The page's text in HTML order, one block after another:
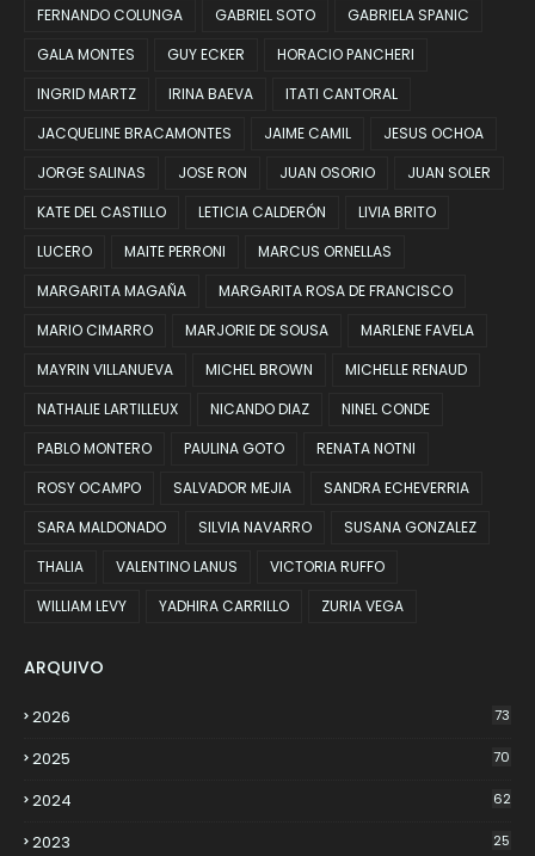
FERNANDO COLUNGA
GABRIEL SOTO
GABRIELA SPANIC
GALA MONTES
GUY ECKER
HORACIO PANCHERI
INGRID MARTZ
IRINA BAEVA
ITATI CANTORAL
JACQUELINE BRACAMONTES
JAIME CAMIL
JESUS OCHOA
JORGE SALINAS
JOSE RON JUAN OSORIO
JUAN SOLER
KATE DEL CASTILLO
LETICIA CALDERÓN
LIVIA BRITO
LUCERO
MAITE PERRONI
MARCUS ORNELLAS
MARGARITA MAGAÑA
MARGARITA ROSA DE FRANCISCO
MARIO CIMARRO
MARJORIE DE SOUSA
MARLENE FAVELA
MAYRIN VILLANUEVA
MICHEL BROWN
MICHELLE RENAUD
NATHALIE LARTILLEUX
NICANDO DIAZ
NINEL CONDE
PABLO MONTERO
PAULINA GOTO
RENATA NOTNI
ROSY OCAMPO
SALVADOR MEJIA
SANDRA ECHEVERRIA
SARA MALDONADO
SILVIA NAVARRO
SUSANA GONZALEZ
THALIA
VALENTINO LANUS
VICTORIA RUFFO
WILLIAM LEVY
YADHIRA CARRILLO ZURIA VEGA
ARQUIVO
2026 73
2025 70
2024 62
2023 25